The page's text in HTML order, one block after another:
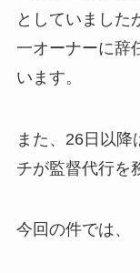
としていました
一オーナーに辞
います。
また、26日以
チが監督代行を
今回の件では、